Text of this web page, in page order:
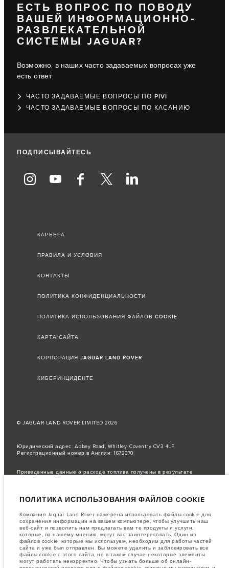
ЕСТЬ ВОПРОС ПО ПОВОДУ
ВАШЕЙ ИНФОРМАЦИОННО-
РАЗВЛЕКАТЕЛЬНОЙ
СИСТЕМЫ JAGUAR?
Возможно, в наших часто задаваемых вопросах уже
есть ответ.
ЧАСТО ЗАДАВАЕМЫЕ ВОПРОСЫ ПО PIVI
ЧАСТО ЗАДАВАЕМЫЕ ВОПРОСЫ ПО КАСАНИЮ
ПОДПИСЫВАЙТЕСЬ
КАРЬЕРА
ПРАВИЛА И УСЛОВИЯ
КОНТАКТЫ
ПОЛИТИКА КОНФИДЕНЦИАЛЬНОСТИ
ПОЛИТИКА ИСПОЛЬЗОВАНИЯ ФАЙЛОВ COOKIE
КАРТА САЙТА
КОРПОРАЦИЯ JAGUAR LAND ROVER
КИБЕРИНЦИДЕНТЕ
© JAGUAR LAND ROVER LIMITED 2026
Юридический адрес: Abbey Road, Whitley, Coventry CV3 4LF
Регистрационный номер в Англии: 1672070
Приведенные данные о расходе топлива получены в результате
Фактический расход топлива автомобиля может отличаться от
для сравнения.
важное примечание в отношений изображений и спецификаций.
настоящее время в мире наблюдается дефицит полупроводников,
который оказывает влияние на спецификации производимых
транспортных средств, доступность опционального оборудования и
сроки производства. Ситуация меняется очень быстро. Поэтому
используемые на сайте изображения могут не в полной мере
соответствовать доступным особенностям, опциям, комплектациям и
ПОЛИТИКА ИСПОЛЬЗОВАНИЯ ФАЙЛОВ COOKIE
Компания Jaguar Land Rover намерена использовать файлы cookie для
сохранения информации на вашем компьютере, чтобы улучшить наш
веб-сайт и позволить нам предлагать вам те продукты и услуги,
которые, по нашему мнению, могут вас заинтересовать. Один из
файлов cookie, которые мы используем, необходим для работы частей
сайта и уже был отправлен. Вы можете удалить и заблокировать все
файлы cookie с этого сайта, но в таком случае некоторые элементы
могут работать некорректно. Чтобы узнать больше об онлайн-